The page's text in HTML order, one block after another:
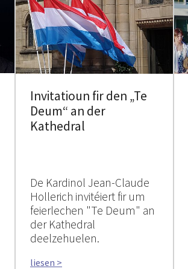
Invitatioun fir den „Te
Deum“ an der
Kathedral
De Kardinol Jean-Claude
Hollerich invitéiert fir um
feierlechen "Te Deum" an
der Kathedral
deelzehuelen.
liesen >